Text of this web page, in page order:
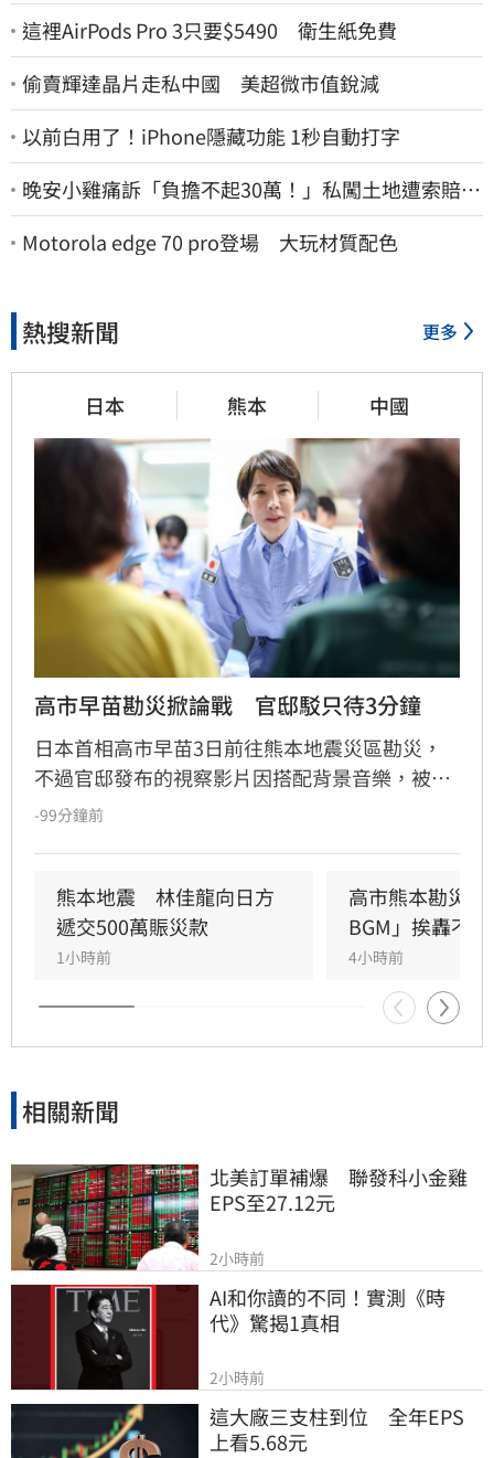
這裡AirPods Pro 3只要$5490 衛生紙免費
偷賣輝達晶片走私中國 美超微市值銳減
以前白用了！iPhone隱藏功能 1秒自動打字
晚安小雞痛訴「負擔不起30萬！」私闖土地遭索賠
崩潰：不接受漫天要價
Motorola edge 70 pro登場 大玩材質配色
熱搜新聞 更多
日本 熊本 中國
高市早苗勘災掀論戰　官邸駁只待3分鐘
日本首相高市早苗3日前往熊本地震災區勘災，
不過官邸發布的視察影片因搭配背景音樂，被不
少網友批評像是「宣傳片」。與此同時，網路也
-99分鐘前
熊本地震　林佳龍向日方
遞交500萬賑災款
1小時前
高市熊本勘災
BGM」挨轟不
4小時前
相關新聞
北美訂單補爆　聯發科小金雞
EPS至27.12元
2小時前
AI和你讀的不同！實測《時
代》驚揭1真相
2小時前
這大廠三支柱到位　全年EPS
上看5.68元